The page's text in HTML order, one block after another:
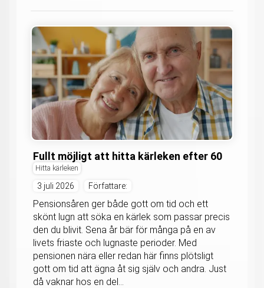
Fullt möjligt att hitta kärleken efter 60
Hitta kärleken
3 juli 2026 Författare:
Pensionsåren ger både gott om tid och ett
skönt lugn att söka en kärlek som passar precis
den du blivit. Sena år bär för många på en av
livets friaste och lugnaste perioder. Med
pensionen nära eller redan här finns plötsligt
gott om tid att ägna åt sig själv och andra. Just
då vaknar hos en del...